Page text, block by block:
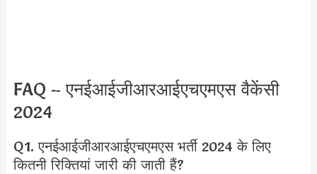
FAQ – एनईआईजीआरआईएचएमएस वैकेंसी
2024
Q1. एनईआईजीआरआईएचएमएस भर्ती 2024 के लिए
कितनी रिक्तियां जारी की जाती हैं?